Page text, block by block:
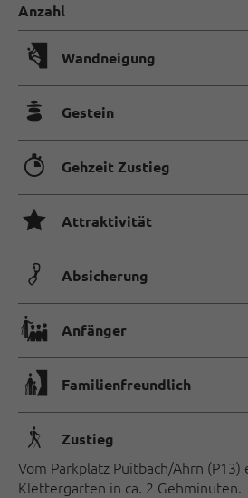
Anzahl
🅩 Wandneigung
🞾 Gestein
🐲 Gehzeit Zustieg
🞙 Attraktivität
🟏 Absicherung
🐡 Anfänger
🅟 Familienfreundlich
🛬 Zustieg
Vom Parkplatz Puitbach/Ahrn
Klettergarten in ca. 2 Gehminuten.